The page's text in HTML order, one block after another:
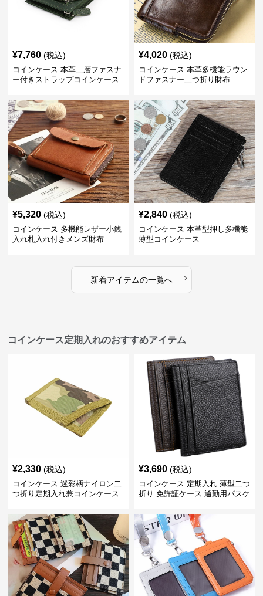
¥7,760 (税込)
コインケース 本革二層ファスナ
ー付きストラップコインケース
¥4,020 (税込)
コインケース 本革多機能ラウン
ドファスナー二つ折り財布
¥5,320 (税込)
コインケース 多機能レザー小銭
入れ札入れ付きメンズ財布
¥2,840 (税込)
コインケース 本革型押し多機能
薄型コインケース
新着アイテムの一覧へ ›
コインケース定期入れのおすすめアイテム
¥2,330 (税込)
コインケース 迷彩柄ナイロン二
つ折り定期入れ兼コインケース
¥3,690 (税込)
コインケース 定期入れ 薄型二つ
折り 免許証ケース 通勤用パスケ